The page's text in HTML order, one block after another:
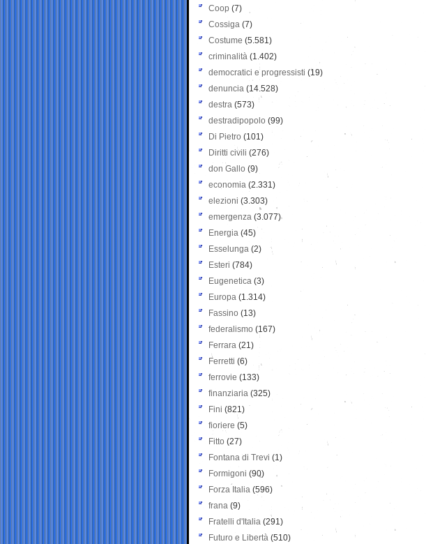
Coop (7)
Cossiga (7)
Costume (5.581)
criminalità (1.402)
democratici e progressisti (19)
denuncia (14.528)
destra (573)
destradipopolo (99)
Di Pietro (101)
Diritti civili (276)
don Gallo (9)
economia (2.331)
elezioni (3.303)
emergenza (3.077)
Energia (45)
Esselunga (2)
Esteri (784)
Eugenetica (3)
Europa (1.314)
Fassino (13)
federalismo (167)
Ferrara (21)
Ferretti (6)
ferrovie (133)
finanziaria (325)
Fini (821)
fioriere (5)
Fitto (27)
Fontana di Trevi (1)
Formigoni (90)
Forza Italia (596)
frana (9)
Fratelli d'Italia (291)
Futuro e Libertà (510)